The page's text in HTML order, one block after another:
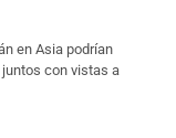
en Asia podrían
con vistas a